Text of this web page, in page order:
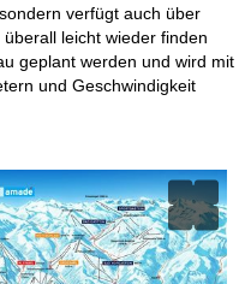
verfügt auch über
leicht wieder finden
geplant werden und wird mit
und Geschwindigkeit